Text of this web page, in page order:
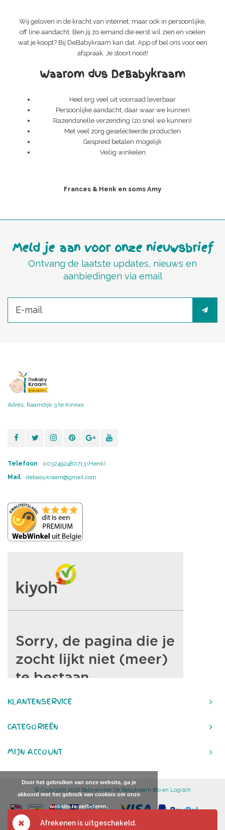
Afrekenen is uitgeschakeld.
Wij geloven in de kracht van internet, maar ook in persoonlijke,
off line aandacht. Ben jij zo iemand die eerst wil zien en voelen
wat je koopt? Bij DeBabykraam kan dat. App of bel ons voor een
afspraak. Je stoort nooit!
Waarom dus DeBabykraam
Heel erg veel uit voorraad leverbaar
Persoonlijke aandacht, daar waar we kunnen
Razendsnelle verzending (zo snel we kunnen)
Met veel zorg geselecteerde producten
Gespreid betalen mogelijk
Veilig winkelen
Frances & Henk en soms Amy
Meld je aan voor onze nieuwsbrief
Ontvang de laatste updates, nieuws en
aanbiedingen via email
Adres: Raamdijk 3 te Kinrooi
Telefoon
0032492480713 (Henk)
Mail
debabykraam@gmail.com
KLANTENSERVICE
CATEGORIEËN
MIJN ACCOUNT
© Copyright 2026 Babywinkel De Babykraam Bio en Logisch
Door het gebruiken van onze website, ga je
akkoord met het gebruik van cookies om onze
website te verbeteren.
DIT BERICHT VERBERGEN